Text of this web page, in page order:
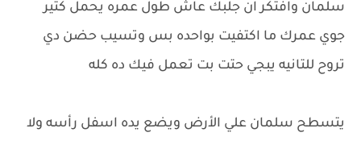
سلمان وافتكر ان جلبك عاش طول عمره يحمل كتير
جوي عمرك ما اكتفيت بواحده بس وتسيب حضن دي
تروح للتانيه يبجي حتت بت تعمل فيك ده كله
يتسطح سلمان علي الأرض ويضع يده اسفل رأسه ولا